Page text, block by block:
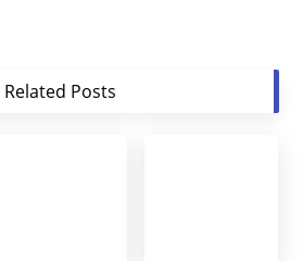
Related Posts